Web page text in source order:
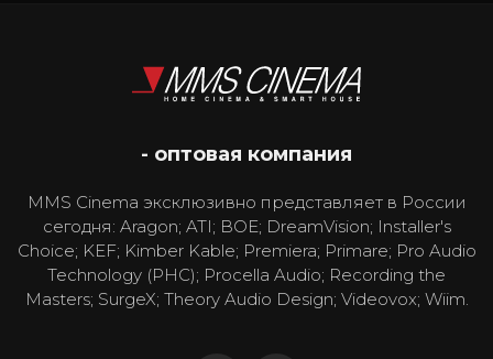
- оптовая компания
MMS Cinema эксклюзивно представляет в России
сегодня: Aragon; ATI; BOE; DreamVision; Installer's
Choice; KEF; Kimber Kable; Premiera; Primare; Pro Audio
Technology (PHC); Procella Audio; Recording the
Masters; SurgeX; Theory Audio Design; Videovox; Wiim.